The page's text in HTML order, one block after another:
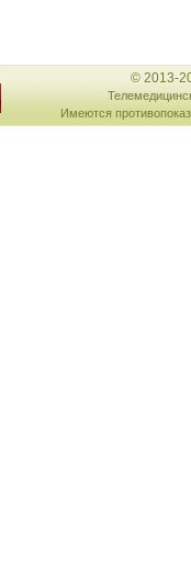
© 2013-
Имеются